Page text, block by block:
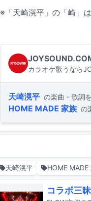
※「天崎滉平」の「崎」
カラオケ歌うなら
天崎滉平 の楽曲・歌詞
HOME MADE 家族 の
天崎滉平 HOME MADE
コラボ三